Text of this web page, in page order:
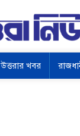
উত্তরার খবর